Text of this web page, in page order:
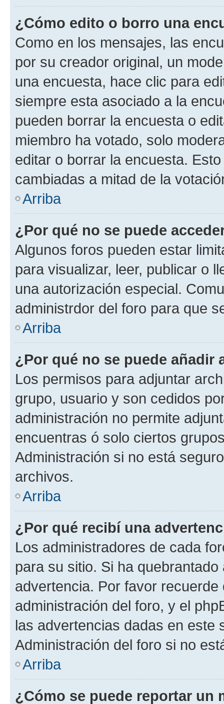
¿Cómo edito o borro una
Como en los mensajes, las
por su creador original, un
una encuesta, hace clic para
siempre esta asociado a la
pueden borrar la encuesta o
miembro ha votado, solo
editar o borrar la encuesta.
cambiadas a mitad de la
Arriba
¿Por qué no se puede
Algunos foros pueden estar
para visualizar, leer, publicar o
una autorización especial.
administrdor del foro para que
Arriba
¿Por qué no se puede añadir
Los permisos para adjuntar
grupo, usuario y son cedidos
administración no permite
encuentras ó solo ciertos
Administración si no está
archivos.
Arriba
¿Por qué recibí una
Los administradores de cada
para su sitio. Si ha
advertencia. Por favor
administración del foro, y el
las advertencias dadas en este
Administración del foro si no
Arriba
¿Cómo se puede reportar un